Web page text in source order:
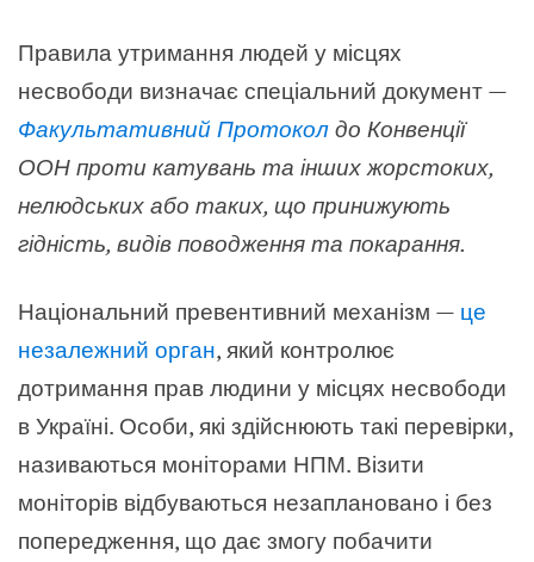
Правила утримання людей у місцях
несвободи визначає спеціальний документ —
Факультативний Протокол до Конвенції
ООН проти катувань та інших жорстоких,
нелюдських або таких, що принижують
гідність, видів поводження та покарання.
Національний превентивний механізм — це
незалежний орган, який контролює
дотримання прав людини у місцях несвободи
в Україні. Особи, які здійснюють такі перевірки,
називаються моніторами НПМ. Візити
моніторів відбуваються незаплановано і без
попередження, що дає змогу побачити